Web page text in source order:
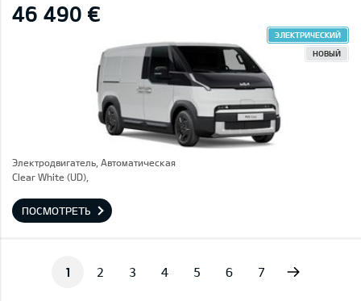
46 490 €
ЭЛЕКТРИЧЕСКИЙ
НОВЫЙ
Электродвигатель, Автоматическая
Clear White (UD),
ПОСМОТРЕТЬ
1 2 3 4 5 6 7